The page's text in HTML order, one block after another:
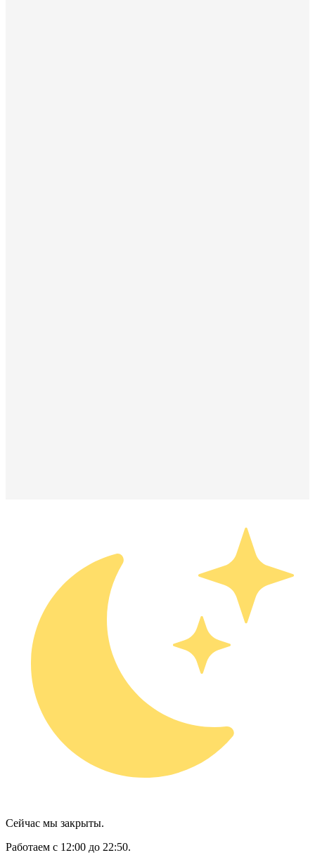
Сейчас мы закрыты.
Работаем с 12:00 до 22:50.